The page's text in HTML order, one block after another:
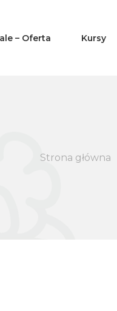
– Oferta Kursy
Strona główna